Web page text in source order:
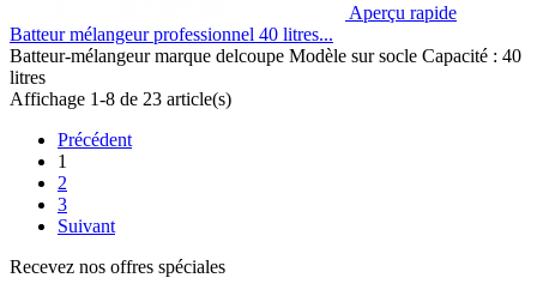
Aperçu rapide
Batteur mélangeur professionnel 40 litres...
Batteur-mélangeur marque delcoupe Modèle sur socle Capacité : 40
litres
Affichage 1-8 de 23 article(s)
Précédent
1
2
3
Suivant
Recevez nos offres spéciales